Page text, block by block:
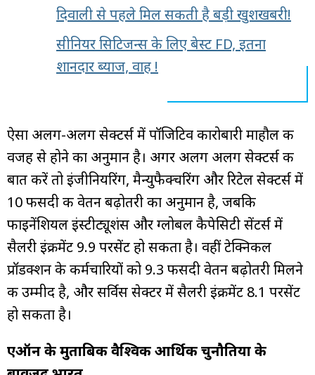
दिवाली से पहले मिल सकती है बड़ी खुशखबरी!
सीनियर सिटिजन्स के लिए बेस्ट FD, इतना
शानदार ब्याज, वाह !
ऐसा अलग-अलग सेक्टर्स में पॉजिटिव कारोबारी माहौल की
वजह से होने का अनुमान है। अगर अलग अलग सेक्टर्स की
बात करें तो इंजीनियरिंग, मैन्युफैक्चरिंग और रिटेल सेक्टर्स में
10 फीसदी की वेतन बढ़ोतरी का अनुमान है, जबकि
फाइनेंशियल इंस्टीट्यूशंस और ग्लोबल कैपेसिटी सेंटर्स में
सैलरी इंक्रीमेंट 9.9 परसेंट हो सकता है। वहीं टेक्निकल
प्रॉडक्शन के कर्मचारियों को 9.3 फीसदी वेतन बढ़ोतरी मिलने
की उम्मीद है, और सर्विस सेक्टर में सैलरी इंक्रीमेंट 8.1 परसेंट
हो सकता है।
एऑन के मुताबिक वैश्विक आर्थिक चुनौतियों के